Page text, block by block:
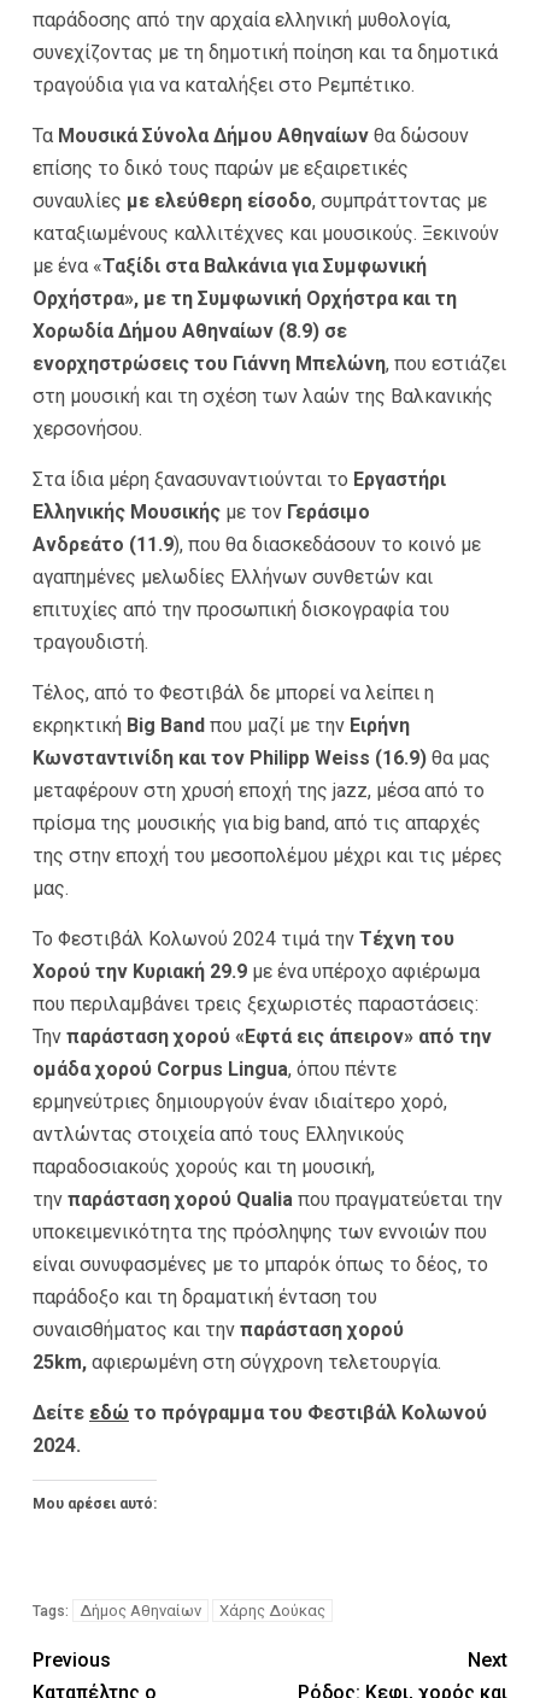
παράδοσης από την αρχαία ελληνική μυθολογία,
συνεχίζοντας με τη δημοτική ποίηση και τα δημοτικά
τραγούδια για να καταλήξει στο Ρεμπέτικο.
Τα Μουσικά Σύνολα Δήμου Αθηναίων θα δώσουν
επίσης το δικό τους παρών με εξαιρετικές
συναυλίες με ελεύθερη είσοδο, συμπράττοντας με
καταξιωμένους καλλιτέχνες και μουσικούς. Ξεκινούν
με ένα «Ταξίδι στα Βαλκάνια για Συμφωνική
Ορχήστρα», με τη Συμφωνική Ορχήστρα και τη
Χορωδία Δήμου Αθηναίων (8.9) σε
ενορχηστρώσεις του Γιάννη Μπελώνη, που εστιάζει
στη μουσική και τη σχέση των λαών της Βαλκανικής
χερσονήσου.
Στα ίδια μέρη ξανασυναντιούνται το Εργαστήρι
Ελληνικής Μουσικής με τον Γεράσιμο
Ανδρεάτο (11.9), που θα διασκεδάσουν το κοινό με
αγαπημένες μελωδίες Ελλήνων συνθετών και
επιτυχίες από την προσωπική δισκογραφία του
τραγουδιστή.
Τέλος, από το Φεστιβάλ δε μπορεί να λείπει η
εκρηκτική Big Band που μαζί με την Ειρήνη
Κωνσταντινίδη και τον Philipp Weiss (16.9) θα μας
μεταφέρουν στη χρυσή εποχή της jazz, μέσα από το
πρίσμα της μουσικής για big band, από τις απαρχές
της στην εποχή του μεσοπολέμου μέχρι και τις μέρες
μας.
Το Φεστιβάλ Κολωνού 2024 τιμά την Τέχνη του
Χορού την Κυριακή 29.9 με ένα υπέροχο αφιέρωμα
που περιλαμβάνει τρεις ξεχωριστές παραστάσεις:
Την παράσταση χορού «Εφτά εις άπειρον» από την
ομάδα χορού Corpus Lingua, όπου πέντε
ερμηνεύτριες δημιουργούν έναν ιδιαίτερο χορό,
αντλώντας στοιχεία από τους Ελληνικούς
παραδοσιακούς χορούς και τη μουσική,
την παράσταση χορού Qualia που πραγματεύεται την
υποκειμενικότητα της πρόσληψης των εννοιών που
είναι συνυφασμένες με το μπαρόκ όπως το δέος, το
παράδοξο και τη δραματική ένταση του
συναισθήματος και την παράσταση χορού
25km, αφιερωμένη στη σύγχρονη τελετουργία.
Δείτε εδώ το πρόγραμμα του Φεστιβάλ Κολωνού
2024.
Μου αρέσει αυτό:
Tags: Δήμος Αθηναίων Χάρης Δούκας
Previous
Καταπέλτης ο
Next
Ρόδος: Κεφι, χορός και